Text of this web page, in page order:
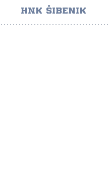
HNK ŠIBENIK